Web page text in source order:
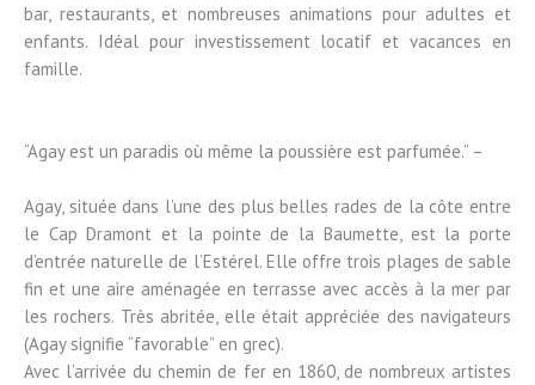
bar, restaurants, et nombreuses animations pour adultes et
enfants. Idéal pour investissement locatif et vacances en
famille.
“Agay est un paradis où même la poussière est parfumée.” –
Agay, située dans l’une des plus belles rades de la côte entre
le Cap Dramont et la pointe de la Baumette, est la porte
d’entrée naturelle de l’Estérel. Elle offre trois plages de sable
fin et une aire aménagée en terrasse avec accès à la mer par
les rochers. Très abritée, elle était appréciée des navigateurs
(Agay signifie “favorable” en grec).
Avec l’arrivée du chemin de fer en 1860, de nombreux artistes